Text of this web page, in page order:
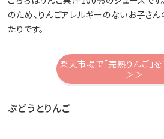
のため、りんごアレルギーのないお子さ
たりです。
楽天市場で「完熟りんご」
＞＞
ぶどうとりんご